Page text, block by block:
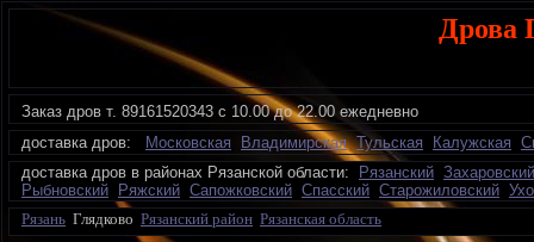
Дрова
Заказ дров т. 89161520343 с 10.00 до 22.00 ежедневно
доставка дров:
Московская Владимирская Тульская Калужская
доставка дров в районах Рязанской области:
Рязанский Захаровский
Рыбновский
Ряжский Сапожковский Спасский Старожиловский
Рязань Глядково Рязанский район Рязанская область